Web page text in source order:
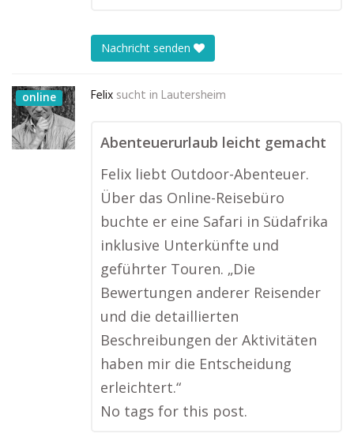
Nachricht senden
online Felix sucht in Lautersheim
Abenteuerurlaub leicht gemacht
Felix liebt Outdoor-Abenteuer.
Über das Online-Reisebüro
buchte er eine Safari in Südafrika
inklusive Unterkünfte und
geführter Touren. „Die
Bewertungen anderer Reisender
und die detaillierten
Beschreibungen der Aktivitäten
haben mir die Entscheidung
erleichtert.“
No tags for this post.